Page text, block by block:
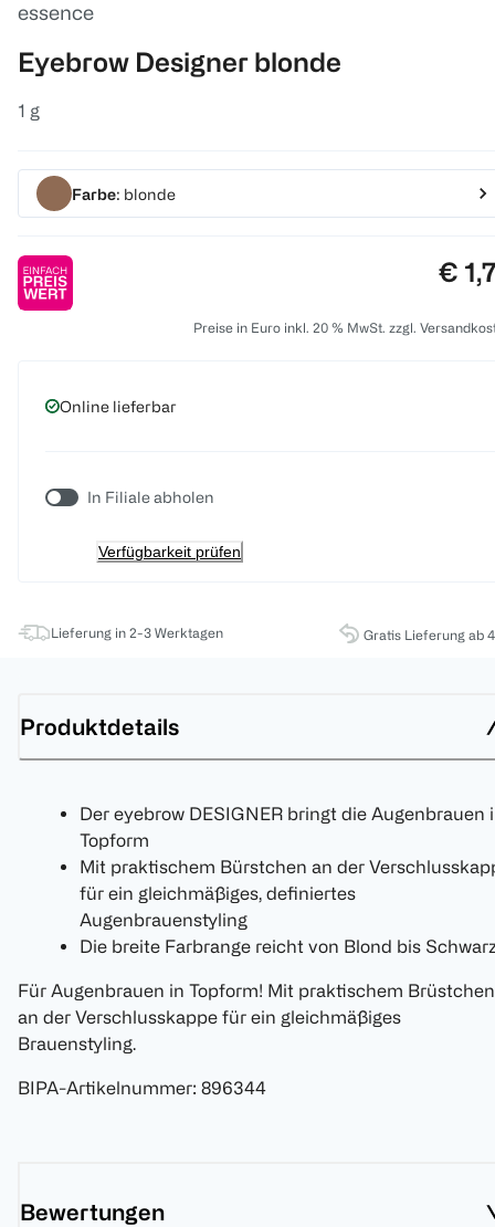
essence
Eyebrow Designer blonde
1 g
Farbe: blonde
€
Preise in Euro inkl. 20 % MwSt. zzgl.
Online lieferbar
In Filiale abholen
Verfügbarkeit prüfen
Lieferung in 2-3 Werktagen Gratis Lieferung ab
Produktdetails
Der eyebrow DESIGNER bringt die Augenbrauen
Topform
Mit praktischem Bürstchen an der
für ein gleichmäßiges, definiertes
Augenbrauenstyling
Die breite Farbrange reicht von Blond bis
Für Augenbrauen in Topform! Mit praktischem Brüstchen
an der Verschlusskappe für ein gleichmäßiges
Brauenstyling.
BIPA-Artikelnummer: 896344
Bewertungen